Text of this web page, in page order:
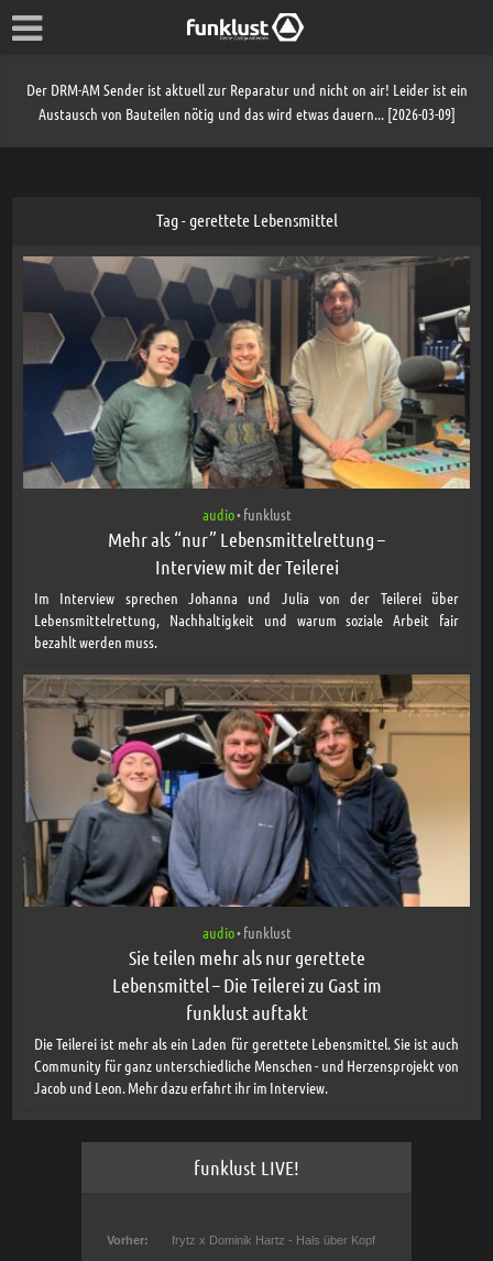
Der DRM-AM Sender ist aktuell zur Reparatur und nicht on air! Leider ist ein
Austausch von Bauteilen nötig und das wird etwas dauern... [2026-03-09]
Tag - gerettete Lebensmittel
audio• funklust
Mehr als “nur” Lebensmittelrettung –
Interview mit der Teilerei
Im Interview sprechen Johanna und Julia von der Teilerei über
Lebensmittelrettung, Nachhaltigkeit und warum soziale Arbeit fair
bezahlt werden muss.
audio• funklust
Sie teilen mehr als nur gerettete
Lebensmittel – Die Teilerei zu Gast im
funklust auftakt
Die Teilerei ist mehr als ein Laden für gerettete Lebensmittel. Sie ist auch
Community für ganz unterschiedliche Menschen - und Herzensprojekt von
Jacob und Leon. Mehr dazu erfahrt ihr im Interview.
funklust LIVE!